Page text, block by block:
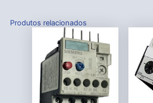
Produtos relacionados